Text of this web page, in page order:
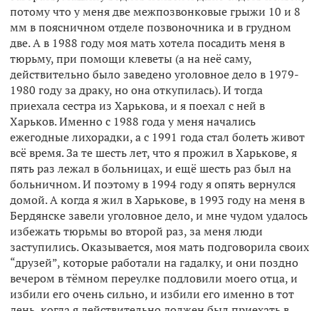
потому что у меня две межпозвонковые грыжи 10 и 8
мм в поясничном отделе позвоночника и в грудном
две. А в 1988 году моя мать хотела посадить меня в
тюрьму, при помощи клеветы (а на неё саму,
действительно было заведено уголовное дело в 1979-
1980 году за драку, но она откупилась). И тогда
приехала сестра из Харькова, и я поехал с ней в
Харьков. Именно с 1988 года у меня начались
ежегодные лихорадки, а с 1991 года стал болеть живот
всё время. За те шесть лет, что я прожил в Харькове, я
пять раз лежал в больницах, и ещё шесть раз был на
больничном. И поэтому в 1994 году я опять вернулся
домой. А когда я жил в Харькове, в 1993 году на меня в
Бердянске завели уголовное дело, и мне чудом удалось
избежать тюрьмы во второй раз, за меня люди
заступились. Оказывается, моя мать подговорила своих
“друзей”, которые работали на гадалку, и они поздно
вечером в тёмном переулке подловили моего отца, и
избили его очень сильно, и избили его именно в тот